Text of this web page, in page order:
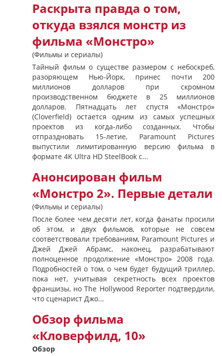
Раскрыта правда о том,
откуда взялся монстр из
фильма «Монстро»
(Фильмы и сериалы)
Тайный фильм о существе размером с небоскреб,
разоряющем Нью-Йорк, принес почти 200
миллионов долларов при скромном
производственном бюджете в 25 миллионов
долларов. Пятнадцать лет спустя «Монстро»
(Cloverfield) остается одним из самых успешных
проектов из когда-либо созданных. Чтобы
отпраздновать 15-летие, Paramount Pictures
выпустили лимитированную версию фильма в
формате 4K Ultra HD SteelBook с...
Анонсирован фильм
«Монстро 2». Первые детали
(Фильмы и сериалы)
После более чем десяти лет, когда фанаты просили
об этом, и двух фильмов, которые не совсем
соответствовали требованиям, Paramount Pictures и
Джей Джей Абрамс, наконец, разрабатывают
полноценное продолжение «Монстро» 2008 года.
Подробностей о том, о чем будет будущий триллер,
пока нет, учитывая секретность всех проектов
франшизы, но The Hollywood Reporter подтвердили,
что сценарист Джо...
Обзор фильма
«Кловерфилд, 10»
Обзор